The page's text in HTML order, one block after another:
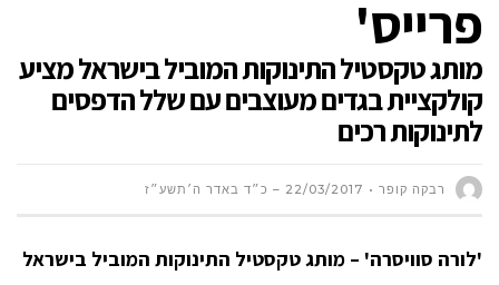
פרייס'
מותג טקסטיל התינוקות המוביל בישראל מציע
קולקציית בגדים מעוצבים עם שלל הדפסים
לתינוקות רכים
רבקה קופר 22/03/2017 – כ״ד באדר ה׳תשע״ז
'לורה סוויסרה' – מותג טקסטיל התינוקות המוביל בישראל